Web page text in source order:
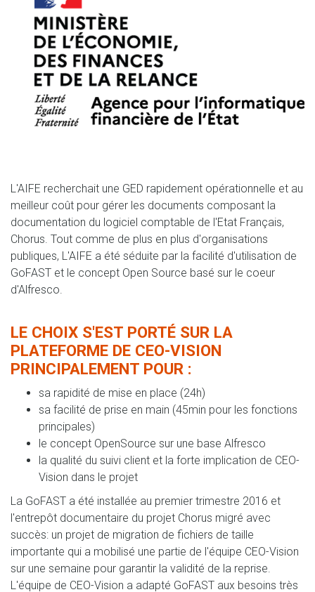
L'AIFE recherchait une GED rapidement opérationnelle et au
meilleur coût pour gérer les documents composant la
documentation du logiciel comptable de l'Etat Français,
Chorus. Tout comme de plus en plus d'organisations
publiques, L'AIFE a été séduite par la facilité d'utilisation de
GoFAST et le concept Open Source basé sur le coeur
d'Alfresco.
LE CHOIX S'EST PORTÉ SUR LA
PLATEFORME DE CEO-VISION
PRINCIPALEMENT POUR :
sa rapidité de mise en place (24h)
sa facilité de prise en main (45min pour les fonctions
principales)
le concept OpenSource sur une base Alfresco
la qualité du suivi client et la forte implication de CEO-
Vision dans le projet
La GoFAST a été installée au premier trimestre 2016 et
l'entrepôt documentaire du projet Chorus migré avec
succès: un projet de migration de fichiers de taille
importante qui a mobilisé une partie de l'équipe CEO-Vision
sur une semaine pour garantir la validité de la reprise.
L'équipe de CEO-Vision a adapté GoFAST aux besoins très